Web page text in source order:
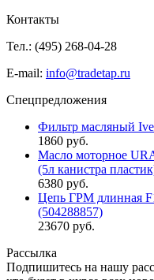
Контакты
Тел.: (495) 268-04-28
E-mail: info@tradetap.ru
Спецпредложения
Фильтр масляный
1860 руб.
Масло моторное
(5л канистра
6380 руб.
Цепь ГРМ длинная
(504288857)
23670 руб.
Рассылка
Подпишитесь на нашу